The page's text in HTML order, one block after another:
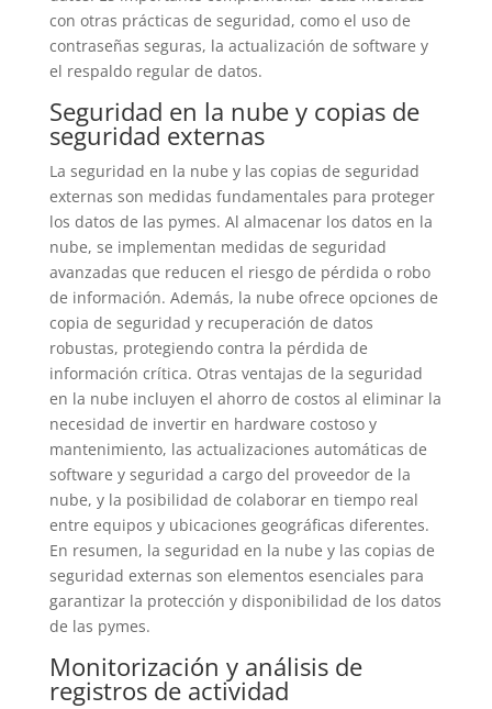
con otras prácticas de seguridad, como el uso de
contraseñas seguras, la actualización de software y
el respaldo regular de datos.
Seguridad en la nube y copias de
seguridad externas
La seguridad en la nube y las copias de seguridad
externas son medidas fundamentales para proteger
los datos de las pymes. Al almacenar los datos en la
nube, se implementan medidas de seguridad
avanzadas que reducen el riesgo de pérdida o robo
de información. Además, la nube ofrece opciones de
copia de seguridad y recuperación de datos
robustas, protegiendo contra la pérdida de
información crítica. Otras ventajas de la seguridad
en la nube incluyen el ahorro de costos al eliminar la
necesidad de invertir en hardware costoso y
mantenimiento, las actualizaciones automáticas de
software y seguridad a cargo del proveedor de la
nube, y la posibilidad de colaborar en tiempo real
entre equipos y ubicaciones geográficas diferentes.
En resumen, la seguridad en la nube y las copias de
seguridad externas son elementos esenciales para
garantizar la protección y disponibilidad de los datos
de las pymes.
Monitorización y análisis de
registros de actividad